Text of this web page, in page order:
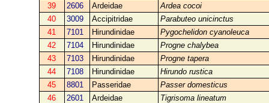
39
2606 Ardeidae
Ardea cocoi
40
3009 Accipitridae
Parabuteo unicinctus
41
7101 Hirundinidae
Pygochelidon cyanoleuca
42
7104 Hirundinidae
Progne chalybea
43
7103 Hirundinidae
Progne tapera
44
7108 Hirundinidae
Hirundo rustica
45
8801 Passeridae
Passer domesticus
46
2601 Ardeidae
Tigrisoma lineatum